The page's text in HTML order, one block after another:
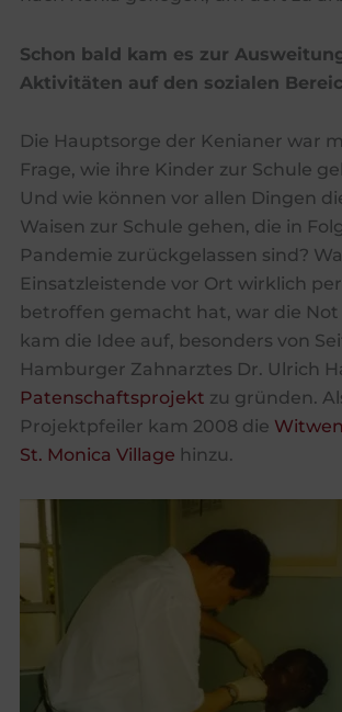
Schon bald kam es zur
Aktivitäten auf den sozialen
Die Hauptsorge der Kenianer war
Frage, wie ihre Kinder zur Schule
Und wie können vor allen Dingen
Waisen zur Schule gehen, die in
Pandemie zurückgelassen sind?
Einsatzleistende vor Ort wirklich
betroffen gemacht hat, war die Not
kam die Idee auf, besonders von
Hamburger Zahnarztes Dr. Ulrich
Patenschaftsprojekt zu gründen.
Projektpfeiler kam 2008 die
St. Monica Village hinzu.